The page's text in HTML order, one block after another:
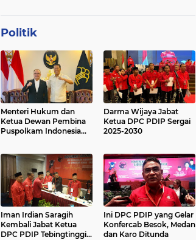
Politik
Menteri Hukum dan
Ketua Dewan Pembina
Puspolkam Indonesia
Beserta Agenda
Reformatif dan
Transformatif dalam
Pembangunan Negara
Hukum dan
Kelembagaan
Kementerian Hukum
Darma Wijaya Jabat
Ketua DPC PDIP Sergai
2025-2030
Iman Irdian Saragih
Kembali Jabat Ketua
DPC PDIP Tebingtinggi
Ini DPC PDIP yang Gelar
Konfercab Besok, Medan
dan Karo Ditunda